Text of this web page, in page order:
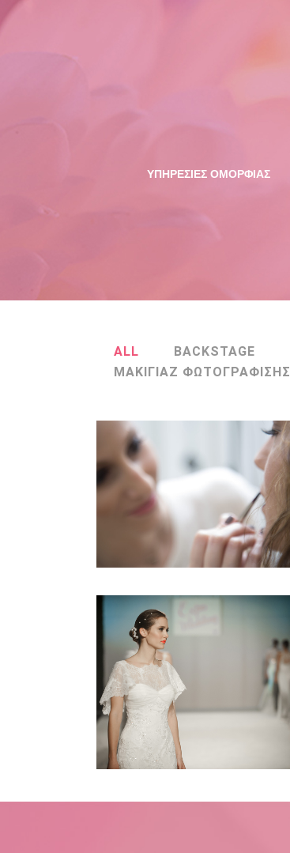
ΥΠΗΡΕΣΙΕΣ ΟΜΟΡΦΙΑΣ
ALL BACKSTAGE
ΜΑΚΙΓΙΑΖ ΦΩΤΟΓΡΑΦΙΣΗΣ
BACKSTAGE
BACKSTAGE
Zoom View
FASHION SHOWS
ΕΠΙΔΕΙΞΕΙΣ ΜΟΔΑΣ
Zoom View